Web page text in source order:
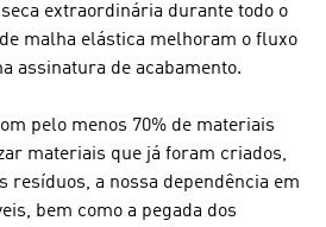
extraordinária durante todo o
malha elástica melhoram o fluxo
assinatura de acabamento.
pelo menos 70% de materiais
materiais que já foram criados,
resíduos, a nossa dependência em
bem como a pegada dos